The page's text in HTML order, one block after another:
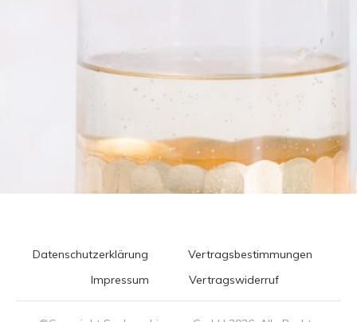
Datenschutzerklärung
Vertragsbestimmungen
Impressum
Vertragswiderruf